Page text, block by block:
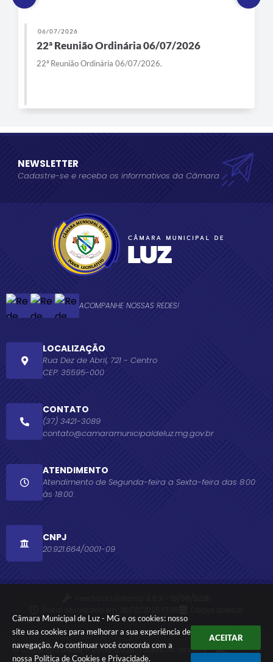
Câmara Municipal de Luz - MG e os cookies: nosso
site usa cookies para melhorar a sua experiência de
navegação. Ao continuar você concorda com a
nossa Política de Cookies e Privacidade.
ACEITAR
06/07/2026
22ª Reunião Ordinária 06/07/2026
22ª Reunião Ordinária 06/07/2026.
ACOMPANHE NOSSAS REDES!
LOCALIZAÇÃO
Rua Dez de Abril, 721 - Centro
CEP: 35595-000
CONTATO
(37) 3421-3089
contato@camaramunicipaldeluz.mg.gov.br
ATENDIMENTO
Atendimento de Segunda-feira a Sexta-feira das 8:00
às 18:00.
CNPJ
20.921.664/0001-09
NEWSLETTER
Cadastre-se e receba os informativos da Câmara
© Copyright Instar - 2006-2026. Todos os direitos